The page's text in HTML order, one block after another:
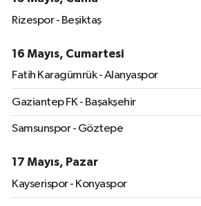
Rizespor - Beşiktaş
16 Mayıs, Cumartesi
Fatih Karagümrük - Alanyaspor
Gaziantep FK - Başakşehir
Samsunspor - Göztepe
17 Mayıs, Pazar
Kayserispor - Konyaspor